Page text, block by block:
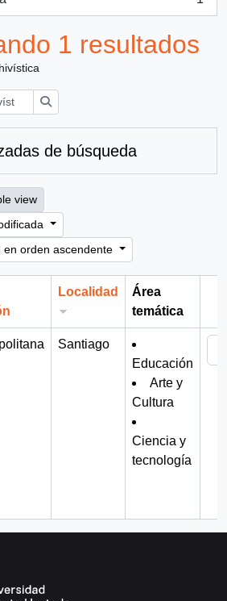
1 resultados
de búsqueda
view
en orden ascendente
Localidad
Área
temática
Santiago
Educación
Arte y
Cultura
Ciencia y
tecnología